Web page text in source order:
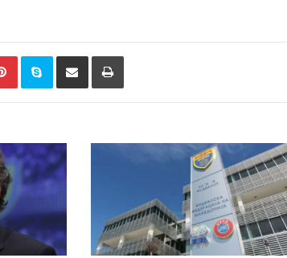
PinterestSkype Сподели преку Е-маил Испринтај